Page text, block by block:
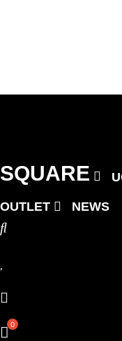
SQUARE
OUTLET NEWS